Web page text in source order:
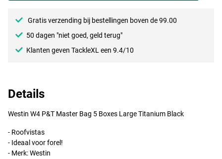
Gratis verzending bij bestellingen boven de 99.00
50 dagen "niet goed, geld terug"
Klanten geven TackleXL een 9.4/10
Details
Westin W4 P&T Master Bag 5 Boxes Large Titanium Black
- Roofvistas
- Ideaal voor forel!
- Merk: Westin